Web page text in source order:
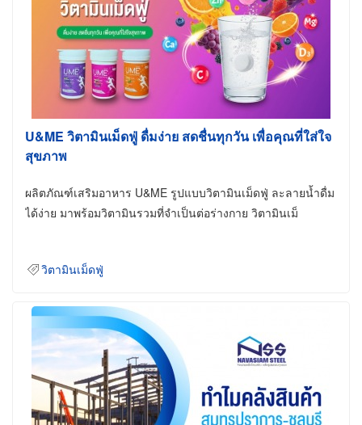
U&ME วิตามินเม็ดฟู่ ดื่มง่าย สดชื่นทุกวัน เพื่อคุณที่ใส่ใจ
สุขภาพ
ผลิตภัณฑ์เสริมอาหาร U&ME รูปแบบวิตามินเม็ดฟู่ ละลายน้ำดื่ม
ได้ง่าย มาพร้อมวิตามินรวมที่จำเป็นต่อร่างกาย วิตามินเม็
วิตามินเม็ดฟู่